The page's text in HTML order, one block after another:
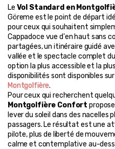
Le Vol Standard en
Göreme est le point de départ
pour ceux qui souhaitent
Cappadoce vue d'en haut sans
partagées, un itinéraire guidé
vallée et le spectacle complet
option la plus accessible et la
disponibilités sont disponibles
Montgolfière.
Pour ceux qui recherchent
Montgolfière Confort
lever du soleil dans des nacelles
passagers. Le résultat est une
pilote, plus de liberté de
calme et contemplative au-